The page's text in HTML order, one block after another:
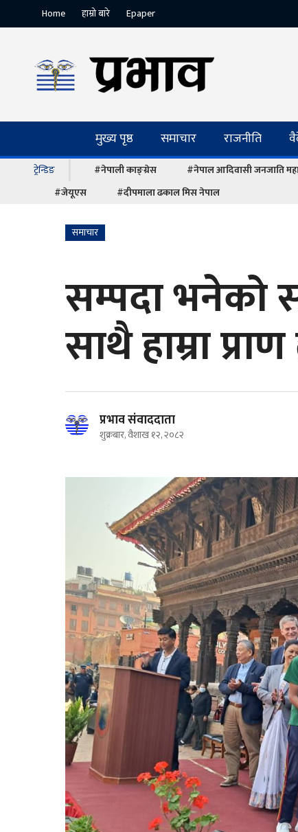
Home हाम्रो बारे Epaper
मुख्य पृष्ठ समाचार राजनीति
ट्रेन्डिङ #नेपाली काङ्ग्रेस #नेपाल आदिवासी जनजाति
#जेयूएस
#दीपमाला ढकाल मिस नेपाल
समाचार
सम्पदा भनेको
साथै हाम्रा
प्रभाव संवाददाता
शुक्रबार, वैशाख १२, २०८२